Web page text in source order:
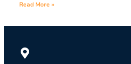
Read More »